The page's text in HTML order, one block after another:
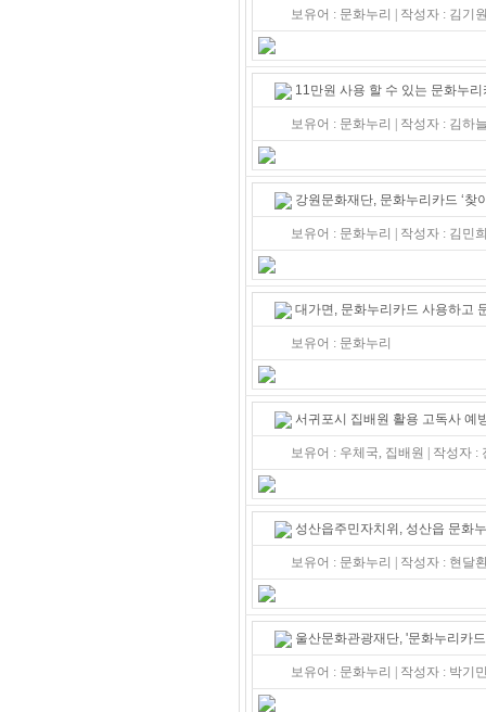
보유어 : 문화누리 | 작성자 : 김
11만원 사용 할 수 있는 문화누
보유어 : 문화누리 | 작성자 : 김
강원문화재단, 문화누리카드 ‘찾
보유어 : 문화누리 | 작성자 : 김
대가면, 문화누리카드 사용하고
보유어 : 문화누리
서귀포시 집배원 활용 고독사 예
보유어 : 우체국, 집배원 | 작성자
성산읍주민자치위, 성산읍 문화
보유어 : 문화누리 | 작성자 : 현
울산문화관광재단, '문화누리카
보유어 : 문화누리 | 작성자 : 박